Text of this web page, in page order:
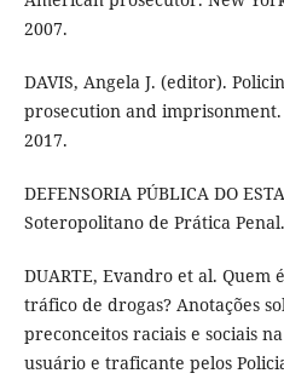
2007.
DAVIS, Angela J. (editor).
prosecution and imprisonment.
2017.
DEFENSORIA PÚBLICA DO
Soteropolitano de Prática
DUARTE, Evandro et al. Quem
tráfico de drogas? Anotações
preconceitos raciais e sociais
usuário e traficante pelos